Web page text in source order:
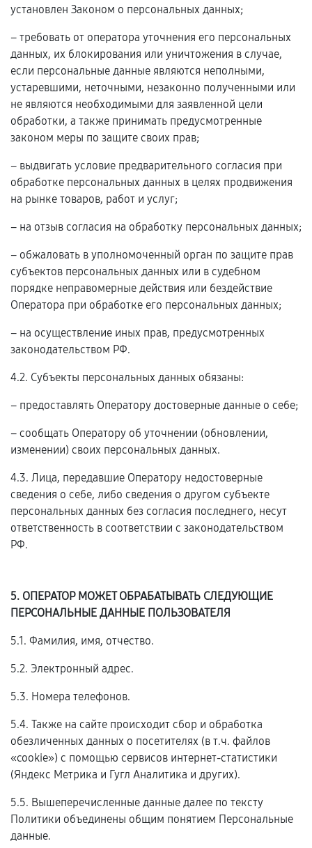
установлен Законом о персональных данных;
– требовать от оператора уточнения его персональных
данных, их блокирования или уничтожения в случае,
если персональные данные являются неполными,
устаревшими, неточными, незаконно полученными или
не являются необходимыми для заявленной цели
обработки, а также принимать предусмотренные
законом меры по защите своих прав;
– выдвигать условие предварительного согласия при
обработке персональных данных в целях продвижения
на рынке товаров, работ и услуг;
– на отзыв согласия на обработку персональных данных;
– обжаловать в уполномоченный орган по защите прав
субъектов персональных данных или в судебном
порядке неправомерные действия или бездействие
Оператора при обработке его персональных данных;
– на осуществление иных прав, предусмотренных
законодательством РФ.
4.2. Субъекты персональных данных обязаны:
– предоставлять Оператору достоверные данные о себе;
– сообщать Оператору об уточнении (обновлении,
изменении) своих персональных данных.
4.3. Лица, передавшие Оператору недостоверные
сведения о себе, либо сведения о другом субъекте
персональных данных без согласия последнего, несут
ответственность в соответствии с законодательством
РФ.
5. ОПЕРАТОР МОЖЕТ ОБРАБАТЫВАТЬ СЛЕДУЮЩИЕ
ПЕРСОНАЛЬНЫЕ ДАННЫЕ ПОЛЬЗОВАТЕЛЯ
5.1. Фамилия, имя, отчество.
5.2. Электронный адрес.
5.3. Номера телефонов.
5.4. Также на сайте происходит сбор и обработка
обезличенных данных о посетителях (в т.ч. файлов
«cookie») с помощью сервисов интернет-статистики
(Яндекс Метрика и Гугл Аналитика и других).
5.5. Вышеперечисленные данные далее по тексту
Политики объединены общим понятием Персональные
данные.